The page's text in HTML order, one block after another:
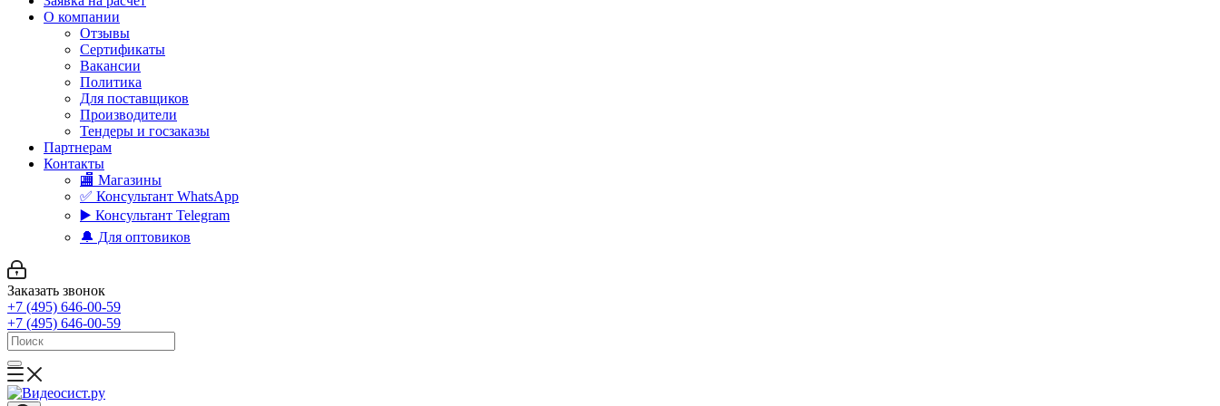
О компании
Отзывы
Сертификаты
Вакансии
Политика
Для поставщиков
Производители
Тендеры и госзаказы
Партнерам
Контакты
🏬 Магазины
✅️ Консультант WhatsApp
▶️ Консультант Telegram
🔔 Для оптовиков
Заказать звонок
+7 (495) 646-00-59
+7 (495) 646-00-59